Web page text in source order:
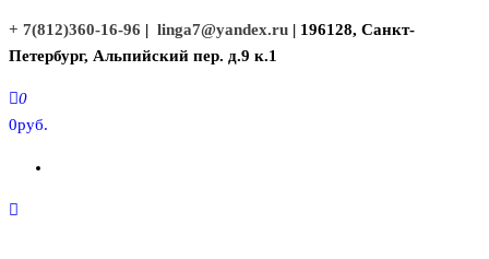
+ 7(812)360-16-96 | linga7@yandex.ru | 196128, Санкт-
Петербург, Альпийский пер. д.9 к.1
0
0руб.